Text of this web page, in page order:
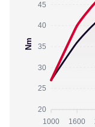
45
40
35
30
25
20
Nm
1000 1600